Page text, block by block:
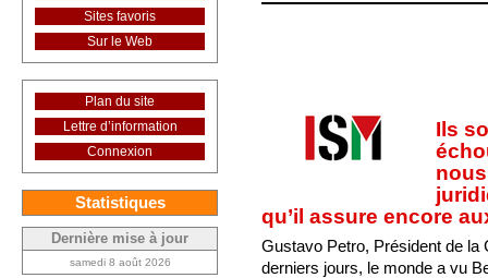
Ils
qu’il assure encore
Gustavo Petro, Président de la
derniers jours, le monde a vu
Sites favoris
Sur le Web
Plan du site
Lettre d’information
Connexion
Statistiques
Dernière mise à jour
samedi 8 août 2026